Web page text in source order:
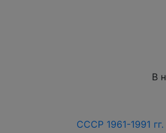
В
СССР 1961-1991